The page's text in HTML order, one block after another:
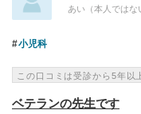
あい（本人ではな
小児科
この口コミは受診から5年以
ベテランの先生です